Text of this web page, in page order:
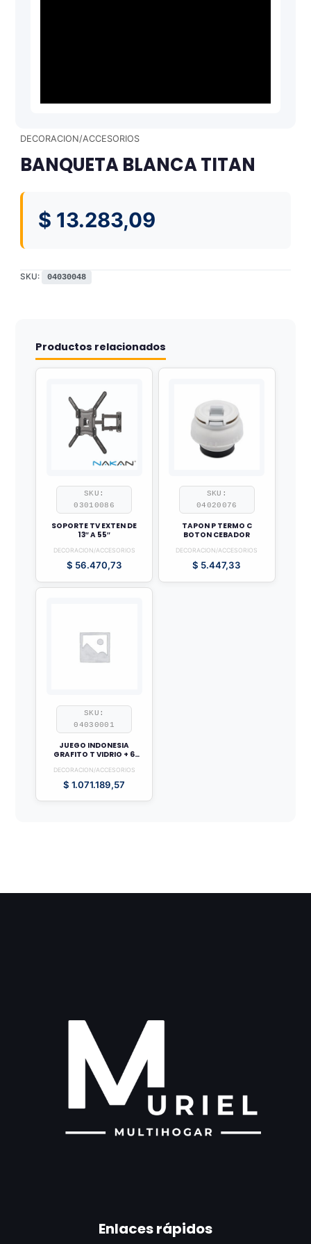
DECORACION/ACCESORIOS
BANQUETA BLANCA TITAN
$ 13.283,09
SKU: 04030048
Productos relacionados
SKU:
03010086
SOPORTE TV EXTEN DE
13″ A 55″
DECORACION/ACCESORIOS
$ 56.470,73
SKU:
04020076
TAPON P TERMO C
BOTON CEBADOR
DECORACION/ACCESORIOS
$ 5.447,33
SKU:
04030001
JUEGO INDONESIA
GRAFITO T VIDRIO + 6
DECORACION/ACCESORIOS
$ 1.071.189,57
Enlaces rápidos